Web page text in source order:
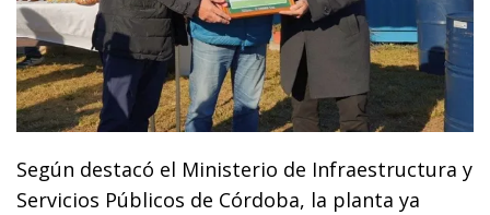
Según destacó el Ministerio de Infraestructura y
Servicios Públicos de Córdoba, la planta ya